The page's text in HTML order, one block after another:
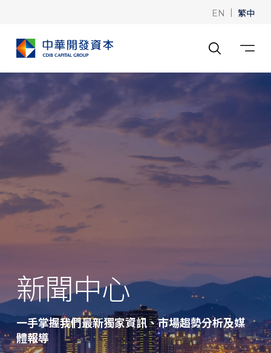
EN | 繁中
新聞中心
一手掌握我們最新獨家資訊、市場趨勢分析及媒
體報導